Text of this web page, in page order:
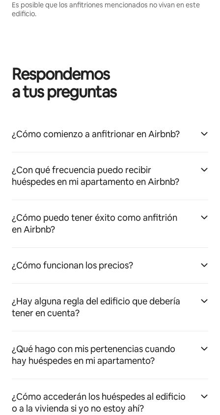
Es posible que los anfitriones mencionados no vivan en este
edificio.
Respondemos
a tus preguntas
¿Cómo comienzo a anfitrionar en Airbnb?
¿Con qué frecuencia puedo recibir
huéspedes en mi apartamento en Airbnb?
¿Cómo puedo tener éxito como anfitrión
en Airbnb?
¿Cómo funcionan los precios?
¿Hay alguna regla del edificio que debería
tener en cuenta?
¿Qué hago con mis pertenencias cuando
hay huéspedes en mi apartamento?
¿Cómo accederán los huéspedes al edificio
o a la vivienda si yo no estoy ahí?